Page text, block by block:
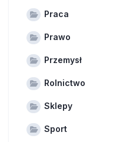
Praca
Prawo
Przemysł
Rolnictwo
Sklepy
Sport